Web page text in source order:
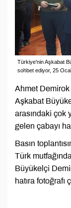
Türkiye'nin Aşkabat
sohbet ediyor, 25
Ahmet Demirok
Aşkabat
arasındaki çok
gelen çabayı
Basın
Türk
Büyükelçi
hatıra fotoğrafı